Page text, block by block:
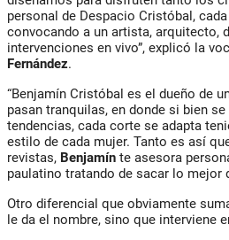
personal de Despacio Cristóbal,
convocando a un artista, arquitecto,
intervenciones en vivo”, explicó la
Fernández.
“Benjamín Cristóbal es el dueño de
pasan tranquilas, en donde si bien
tendencias, cada corte se adapta
estilo de cada mujer. Tanto es así
revistas, Benjamín te asesora
paulatino tratando de sacar lo mejor
Otro diferencial que obviamente
le da el nombre, sino que interviene